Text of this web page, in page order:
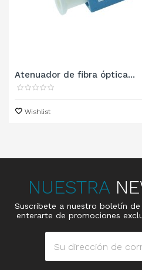
Atenuador de fibra óptica...
Wishlist
NUESTRA
Suscribete a nuestro boletín
enterarte de promociones